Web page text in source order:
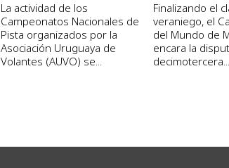
La actividad de los
Campeonatos Nacionales de
Pista organizados por la
Asociación Uruguaya de
Volantes (AUVO) se...
Finalizando el
veraniego, el
del Mundo de
encara la
decimotercera...